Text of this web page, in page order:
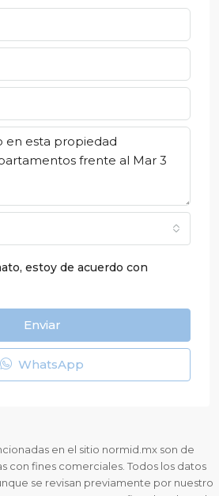
estoy de acuerdo con
Enviar
WhatsApp
en el sitio normid.mx son de
con fines comerciales. Todos los datos
se revisan previamente por nuestro